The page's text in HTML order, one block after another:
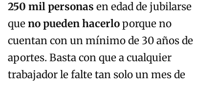
250 mil personas en edad de jubilarse
queno pueden hacerloporque no
cuentan con un mínimo de 30 años de
aportes. Basta con que a cualquier
trabajador le falte tan solo un mes de